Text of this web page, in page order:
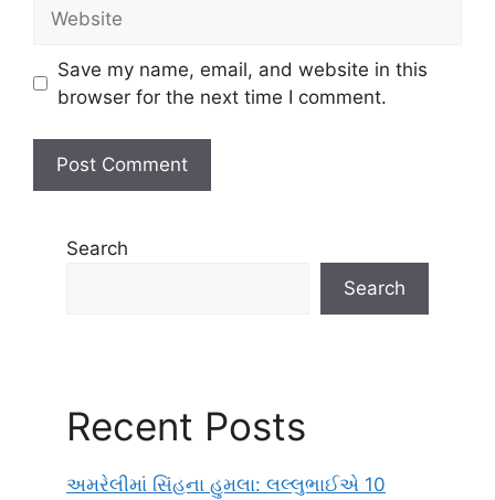
Save my name, email, and website in this
browser for the next time I comment.
Search
Search
Recent Posts
અમરેલીમાં સિંહના હુમલા: લલ્લુભાઈએ 10